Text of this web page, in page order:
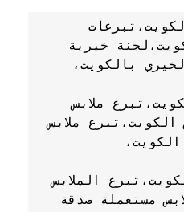
جمعية خيرية الكويت،تبرعات
تبرعات عينية الكويت،تبرع ملابس
الكويت،صدقة الملابس الكويت،تبرع ملابس
جمعية تبرع ملابس الكويت،تبرع الملابس